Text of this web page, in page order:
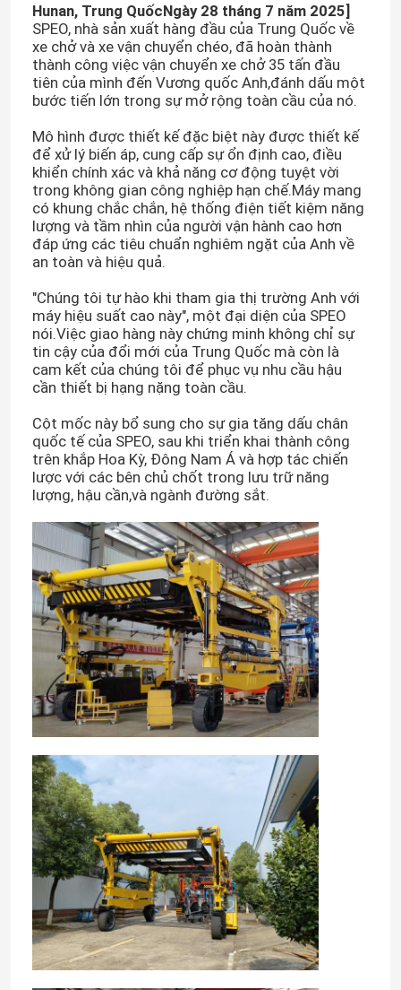
Hunan, Trung QuốcNgày 28 tháng 7 năm 2025]
SPEO, nhà sản xuất hàng đầu của Trung Quốc về
xe chở và xe vận chuyển chéo, đã hoàn thành
thành công việc vận chuyển xe chở 35 tấn đầu
tiên của mình đến Vương quốc Anh,đánh dấu một
bước tiến lớn trong sự mở rộng toàn cầu của nó.
Mô hình được thiết kế đặc biệt này được thiết kế
để xử lý biến áp, cung cấp sự ổn định cao, điều
khiển chính xác và khả năng cơ động tuyệt vời
trong không gian công nghiệp hạn chế.Máy mang
có khung chắc chắn, hệ thống điện tiết kiệm năng
lượng và tầm nhìn của người vận hành cao hơn
đáp ứng các tiêu chuẩn nghiêm ngặt của Anh về
an toàn và hiệu quả.
"Chúng tôi tự hào khi tham gia thị trường Anh với
máy hiệu suất cao này", một đại diện của SPEO
nói.Việc giao hàng này chứng minh không chỉ sự
tin cậy của đổi mới của Trung Quốc mà còn là
cam kết của chúng tôi để phục vụ nhu cầu hậu
cần thiết bị hạng nặng toàn cầu.
Cột mốc này bổ sung cho sự gia tăng dấu chân
quốc tế của SPEO, sau khi triển khai thành công
trên khắp Hoa Kỳ, Đông Nam Á và hợp tác chiến
lược với các bên chủ chốt trong lưu trữ năng
lượng, hậu cần,và ngành đường sắt.